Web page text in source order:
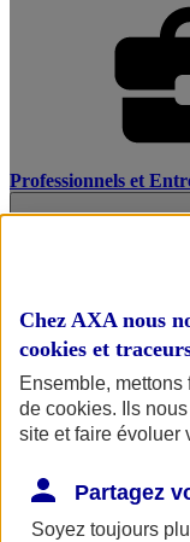
Professionnels et
Chez AXA nous
cookies et
Ensemble,
de cookies. Ils
site et faire évoluer
Partagez
Soyez toujours